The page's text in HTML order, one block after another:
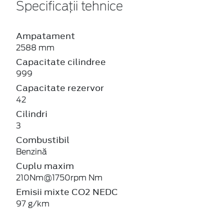
Specificații tehnice
Ampatament
2588 mm
Capacitate cilindree
999
Capacitate rezervor
42
Cilindri
3
Combustibil
Benzină
Cuplu maxim
210Nm@1750rpm Nm
Emisii mixte CO2 NEDC
97 g/km